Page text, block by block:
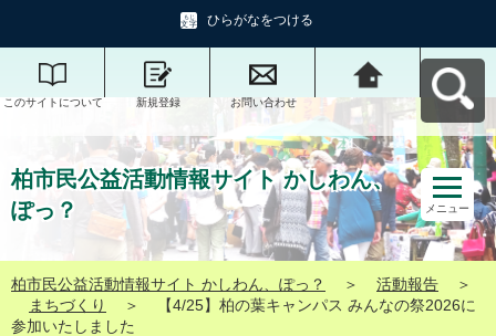
ひらがなをつける
このサイトについて 新規登録 お問い合わせ
柏市民公益活動情報
サイト かしわん、ぽ
っ？へ戻る
柏市民公益活動情報サイト かしわん、
ぽっ？
メニュー
柏市民公益活動情報サイト かしわん、ぽっ？ ＞ 活動報告
＞
まちづくり
＞
【4/25】柏の葉キャンパス みんなの祭2026に
参加いたしました